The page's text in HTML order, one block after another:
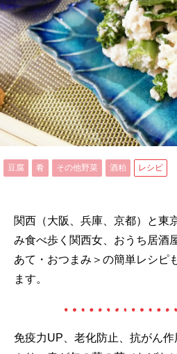
豆腐 肴 その他野菜 酒粕 レシピ
関西（大阪、兵庫、京都）と東
み食べ歩く関西女、おうち居酒
あて・おつまみ＞の簡単レシピ
ます。
免疫力UP、老化防止、抗がん